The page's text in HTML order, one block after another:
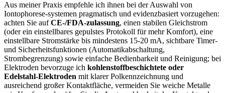
Aus meiner Praxis empfehle ich ihnen bei der Auswahl von
Iontophorese-systemen pragmatisch und evidenzbasiert vorzugehen:
achten Sie aufCE‑/FDA‑zulassung, einen stabilen Gleichstrom
(oder ein einstellbares gepulstes⁤ Protokoll für mehr Komfort), eine
einstellbare Stromstärke bis mindestens 15-20 mA, sichtbare Timer-
und Sicherheitsfunktionen (Automatikabschaltung,
Strombegrenzung) sowie einfache Bedienbarkeit und Reinigung; bei
Elektroden bevorzuge ich kohlenstoffbeschichtete oder
Edelstahl‑Elektroden mit klarer ⁣Polkennzeichnung ‍und
⁣ausreichend großer ​Kontaktfläche, vermeiden Sie weiche Metalle